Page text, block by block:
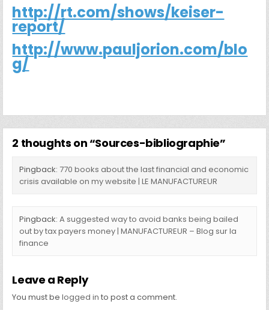
http://rt.com/shows/keiser-
report/
http://www.pauljorion.com/blo
g/
2 thoughts on “Sources-bibliographie”
Pingback: 770 books about the last financial and economic
crisis available on my website | LE MANUFACTUREUR
Pingback: A suggested way to avoid banks being bailed
out by tax payers money | MANUFACTUREUR – Blog sur la
finance
Leave a Reply
You must belogged in to post a comment.